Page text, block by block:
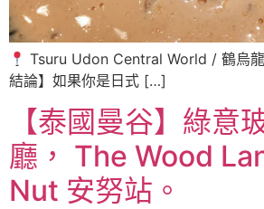
Tsuru Udon Central World / 鶴烏
結論】如果你是日式 […]
【泰國曼谷】綠意
廳， The Wood
Nut 安努站。